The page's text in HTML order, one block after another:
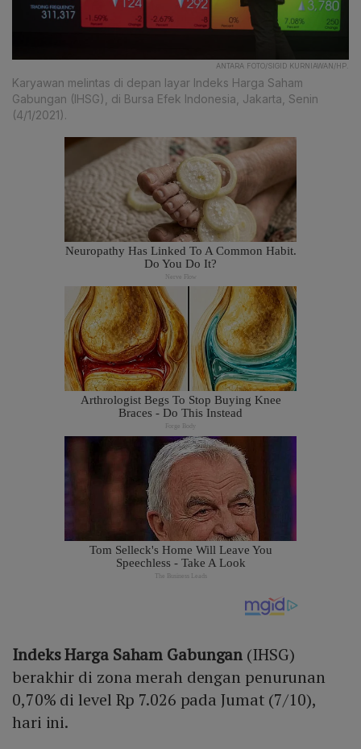
ANTARA FOTO/SIGID KURNIAWAN/HP.
Karyawan melintas di depan layar Indeks Harga Saham
Gabungan (IHSG), di Bursa Efek Indonesia, Jakarta, Senin
(4/1/2021).
Indeks Harga Saham Gabungan (IHSG)
berakhir di zona merah dengan penurunan
0,70% di level Rp 7.026 pada Jumat (7/10),
hari ini.